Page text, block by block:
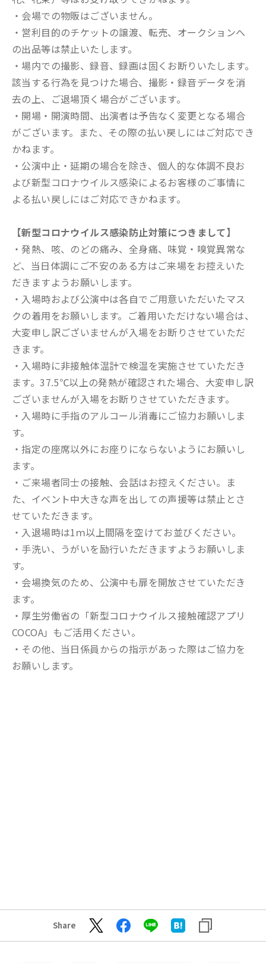
・会場での物販はございません。
・営利目的のチケットの譲渡、転売、オークションへ
の出品等は禁止いたします。
・場内での撮影、録音、録画は固くお断りいたします。
該当する行為を見つけた場合、撮影・録音データを消
去の上、ご退場頂く場合がございます。
・開場・開演時間、出演者は予告なく変更となる場合
がございます。また、その際の払い戻しにはご対応でき
かねます。
・公演中止・延期の場合を除き、個人的な体調不良お
よび新型コロナウイルス感染によるお客様のご事情に
よる払い戻しにはご対応できかねます。
【新型コロナウイルス感染防止対策につきまして】
・発熱、咳、のどの痛み、全身痛、味覚・嗅覚異常な
ど、当日体調にご不安のある方はご来場をお控えいた
だきますようお願いします。
・入場時および公演中は各自でご用意いただいたマス
クの着用をお願いします。ご着用いただけない場合は、
大変申し訳ございませんが入場をお断りさせていただ
きます。
・入場時に非接触体温計で検温を実施させていただき
ます。37.5℃以上の発熱が確認された場合、大変申し訳
ございませんが入場をお断りさせていただきます。
・入場時に手指のアルコール消毒にご協力お願いしま
す。
・指定の座席以外にお座りにならないようにお願いし
ます。
・ご来場者同士の接触、会話はお控えください。ま
た、イベント中大きな声を出しての声援等は禁止とさ
せていただきます。
・入退場時は1ｍ以上間隔を空けてお並びください。
・手洗い、うがいを励行いただきますようお願いしま
す。
・会場換気のため、公演中も扉を開放させていただき
ます。
・厚生労働省の「新型コロナウイルス接触確認アプリ
COCOA」もご活用ください。
・その他、当日係員からの指示があった際はご協力を
お願いします。
Share